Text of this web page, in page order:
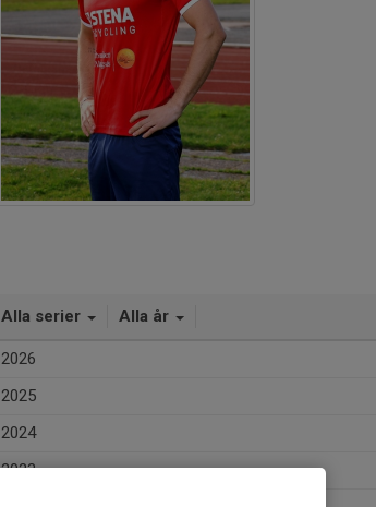
Alla serier Alla år
2026
2025
2024
2023